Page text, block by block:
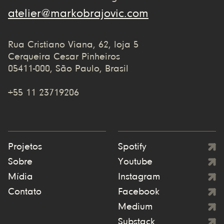
atelier@markobrajovic.com
Rua Cristiano Viana, 62, loja 5
Cerqueira Cesar Pinheiros
05411-000, São Paulo, Brasil
+55 11 23719206
Projetos
Sobre
Mídia
Contato
Spotify
Youtube
Instagram
Facebook
Medium
Substack